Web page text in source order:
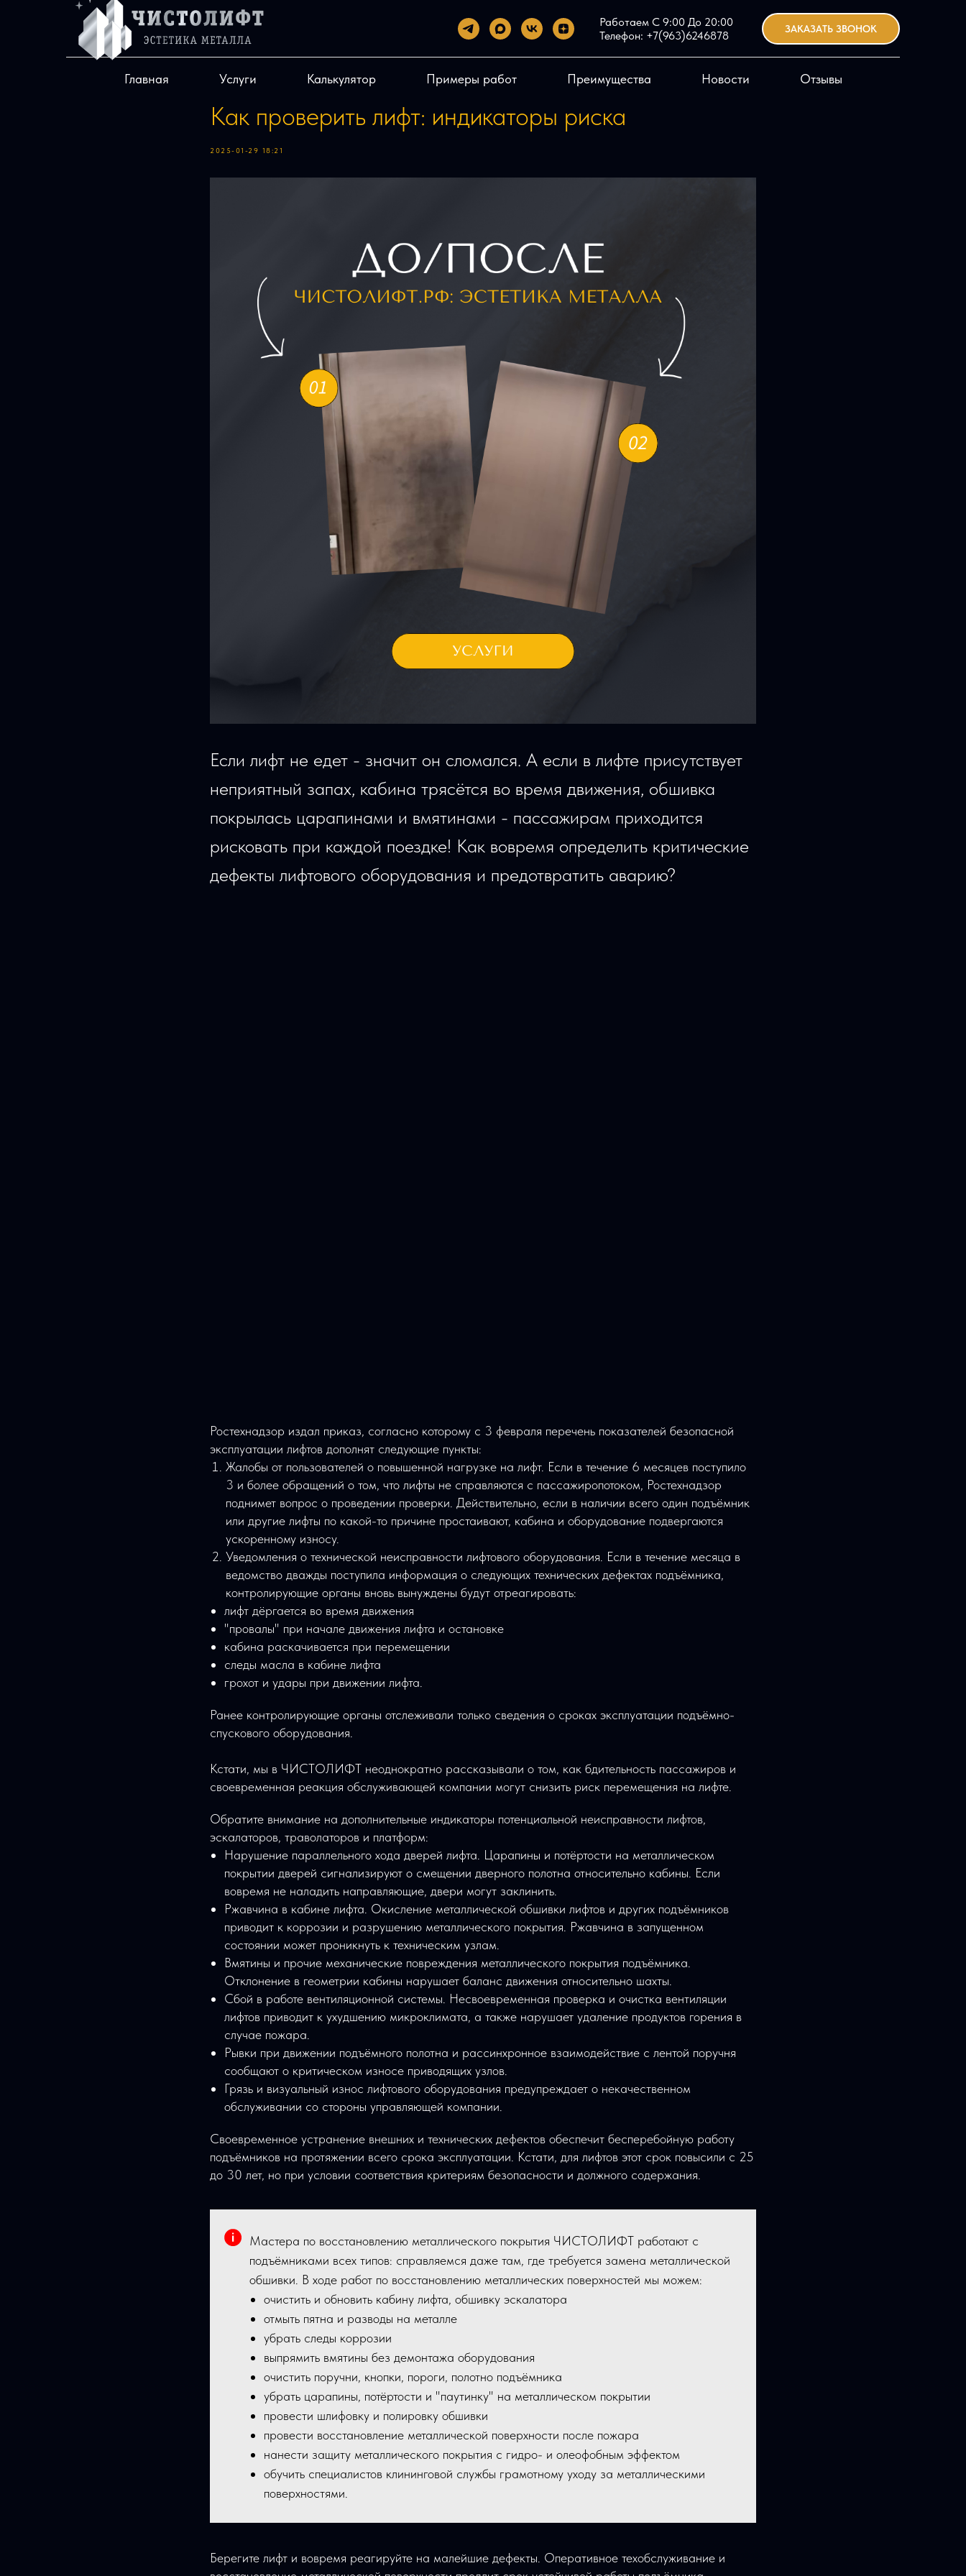
Работаем С 9:00 До 20:00
Телефон: +7(963)6246878
ЗАКАЗАТЬ ЗВОНОК
Главная Услуги Калькулятор Примеры работ Преимущества Новости Отзывы
Как проверить лифт: индикаторы риска
2025-01-29 18:21
Если лифт не едет - значит он сломался. А если в лифте присутствует
неприятный запах, кабина трясётся во время движения, обшивка
покрылась царапинами и вмятинами - пассажирам приходится
рисковать при каждой поездке! Как вовремя определить критические
дефекты лифтового оборудования и предотвратить аварию?
Ростехнадзор издал приказ, согласно которому с 3 февраля перечень показателей безопасной
эксплуатации лифтов дополнят следующие пункты:
Жалобы от пользователей о повышенной нагрузке на лифт. Если в течение 6 месяцев поступило
3 и более обращений о том, что лифты не справляются с пассажиропотоком, Ростехнадзор
поднимет вопрос о проведении проверки. Действительно, если в наличии всего один подъёмник
или другие лифты по какой-то причине простаивают, кабина и оборудование подвергаются
ускоренному износу.
Уведомления о технической неисправности лифтового оборудования. Если в течение месяца в
ведомство дважды поступила информация о следующих технических дефектах подъёмника,
контролирующие органы вновь вынуждены будут отреагировать:
лифт дёргается во время движения
"провалы" при начале движения лифта и остановке
кабина раскачивается при перемещении
следы масла в кабине лифта
грохот и удары при движении лифта.
Ранее контролирующие органы отслеживали только сведения о сроках эксплуатации подъёмно-
спускового оборудования.
Кстати, мы в ЧИСТОЛИФТ неоднократно рассказывали о том, как бдительность пассажиров и
своевременная реакция обслуживающей компании могут снизить риск перемещения на лифте.
Обратите внимание на дополнительные индикаторы потенциальной неисправности лифтов,
эскалаторов, траволаторов и платформ:
Нарушение параллельного хода дверей лифта. Царапины и потёртости на металлическом
покрытии дверей сигнализируют о смещении дверного полотна относительно кабины. Если
вовремя не наладить направляющие, двери могут заклинить.
Ржавчина в кабине лифта. Окисление металлической обшивки лифтов и других подъёмников
приводит к коррозии и разрушению металлического покрытия. Ржавчина в запущенном
состоянии может проникнуть к техническим узлам.
Вмятины и прочие механические повреждения металлического покрытия подъёмника.
Отклонение в геометрии кабины нарушает баланс движения относительно шахты.
Сбой в работе вентиляционной системы. Несвоевременная проверка и очистка вентиляции
лифтов приводит к ухудшению микроклимата, а также нарушает удаление продуктов горения в
случае пожара.
Рывки при движении подъёмного полотна и рассинхронное взаимодействие с лентой поручня
сообщают о критическом износе приводящих узлов.
Грязь и визуальный износ лифтового оборудования предупреждает о некачественном
обслуживании со стороны управляющей компании.
Своевременное устранение внешних и технических дефектов обеспечит бесперебойную работу
подъёмников на протяжении всего срока эксплуатации. Кстати, для лифтов этот срок повысили с 25
до 30 лет, но при условии соответствия критериям безопасности и должного содержания.
Мастера по восстановлению металлического покрытия ЧИСТОЛИФТ работают с
подъёмниками всех типов: справляемся даже там, где требуется замена металлической
обшивки. В ходе работ по восстановлению металлических поверхностей мы можем:
очистить и обновить кабину лифта, обшивку эскалатора
отмыть пятна и разводы на металле
убрать следы коррозии
выпрямить вмятины без демонтажа оборудования
очистить поручни, кнопки, пороги, полотно подъёмника
убрать царапины, потёртости и "паутинку" на металлическом покрытии
провести шлифовку и полировку обшивки
провести восстановление металлической поверхности после пожара
нанести защиту металлического покрытия с гидро- и олеофобным эффектом
обучить специалистов клининговой службы грамотному уходу за металлическими
поверхностями.
Берегите лифт и вовремя реагируйте на малейшие дефекты. Оперативное техобслуживание и